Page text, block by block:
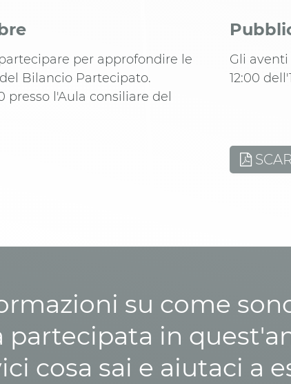
per approfondire le
Bilancio Partecipato.
l'Aula consiliare del
Gli
12:00
su come
partecipata in
cosa sai e aiutaci a